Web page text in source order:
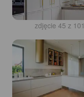
zdjęcie 45 z 101